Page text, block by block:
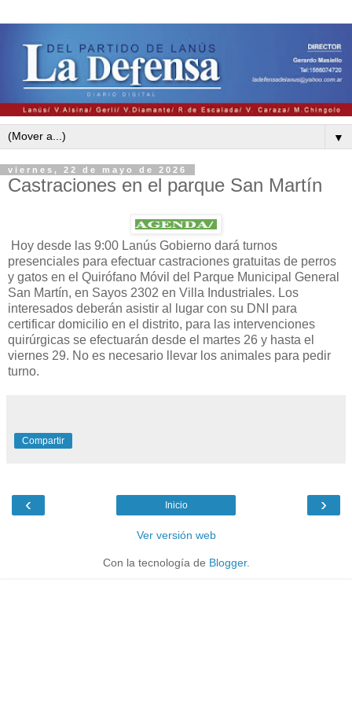
▼
viernes, 22 de mayo de 2026
Castraciones en el parque San Martín
Hoy desde las 9:00 Lanús Gobierno dará turnos
presenciales para efectuar castraciones gratuitas de perros
y gatos en el Quirófano Móvil del Parque Municipal General
San Martín, en Sayos 2302 en Villa Industriales. Los
interesados deberán asistir al lugar con su DNI para
certificar domicilio en el distrito, para las intervenciones
quirúrgicas se efectuarán desde el martes 26 y hasta el
viernes 29. No es necesario llevar los animales para pedir
turno.
Compartir
‹ ›
Inicio
Ver versión web
Con la tecnología de Blogger.